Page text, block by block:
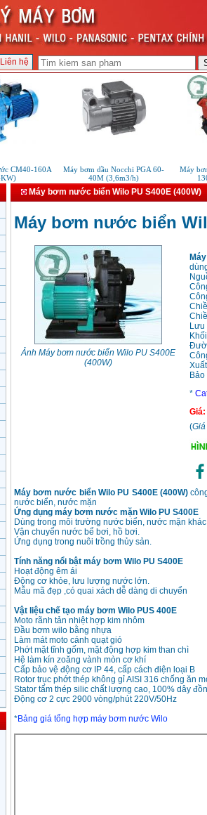
Liên hệ
CM40-160A
Máy bơm dầu Nocchi PGA 60-
40M (3,6m3/h)
Máy bơm
Máy bơm nước biển Wilo PU S400E (400W)
Máy bơm nước biển
Ảnh Máy bơm nước biển Wilo PU S400E
(400W)
Lưu
*
Giá:
(Giá
Máy bơm nước biển Wilo PU S400E (400W)
nước biển, nước mặn
Ứng dụng máy bơm nước mặn Wilo PU S400E
Dùng trong môi trường nước biển, nước mặn
Vận chuyển nước bể bơi, hồ bơi.
Ứng dụng trong nuôi trồng thủy sản.
Tính năng nổi bật máy bơm Wilo PU S400E
Hoạt động êm ái
Động cơ khỏe, lưu lượng nước lớn.
Mẫu mã đẹp ,có quai xách dễ dàng di chuyển
Vật liệu chế tạo máy bơm Wilo PUS 400E
Moto rãnh tản nhiệt hợp kim nhôm
Đầu bơm wilo bằng nhựa
Làm mát moto cánh quạt gió
Phớt mặt tĩnh gốm, mặt động hợp kim than chì
Hệ làm kín zoăng vành mòn cơ khí
Cấp bảo vệ động cơ IP 44, cấp cách điện loại B
Rotor trục phớt thép không gỉ AISI 316 chống ăn
Stator tấm thép silic chất lượng cao, 100% dây
Động cơ 2 cực 2900 vòng/phút 220V/50Hz
*Bảng giá tổng hợp máy bơm nước Wilo